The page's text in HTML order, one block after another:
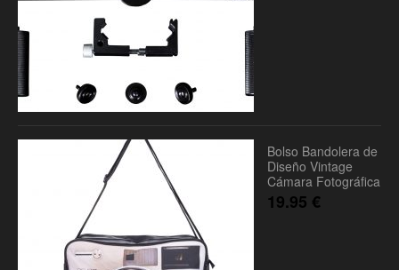
Bolso Bandolera de
Diseño Vintage
Cámara Fotográfica
19.95 €